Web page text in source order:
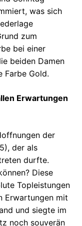
was sich
zum
bei einer
beiden Damen
Farbe Gold.
Erwartungen
der
der als
durfte.
Diese
Topleistungen
Erwartungen mit
und siegte im
noch souverän